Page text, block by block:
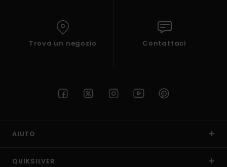
Trova un negozio Contattaci
AIUTO
QUIKSILVER